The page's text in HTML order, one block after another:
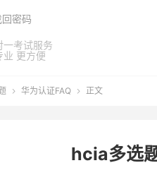
一考试服务
业 更方便
回密码
 华为认证FAQ  正文
hcia多选